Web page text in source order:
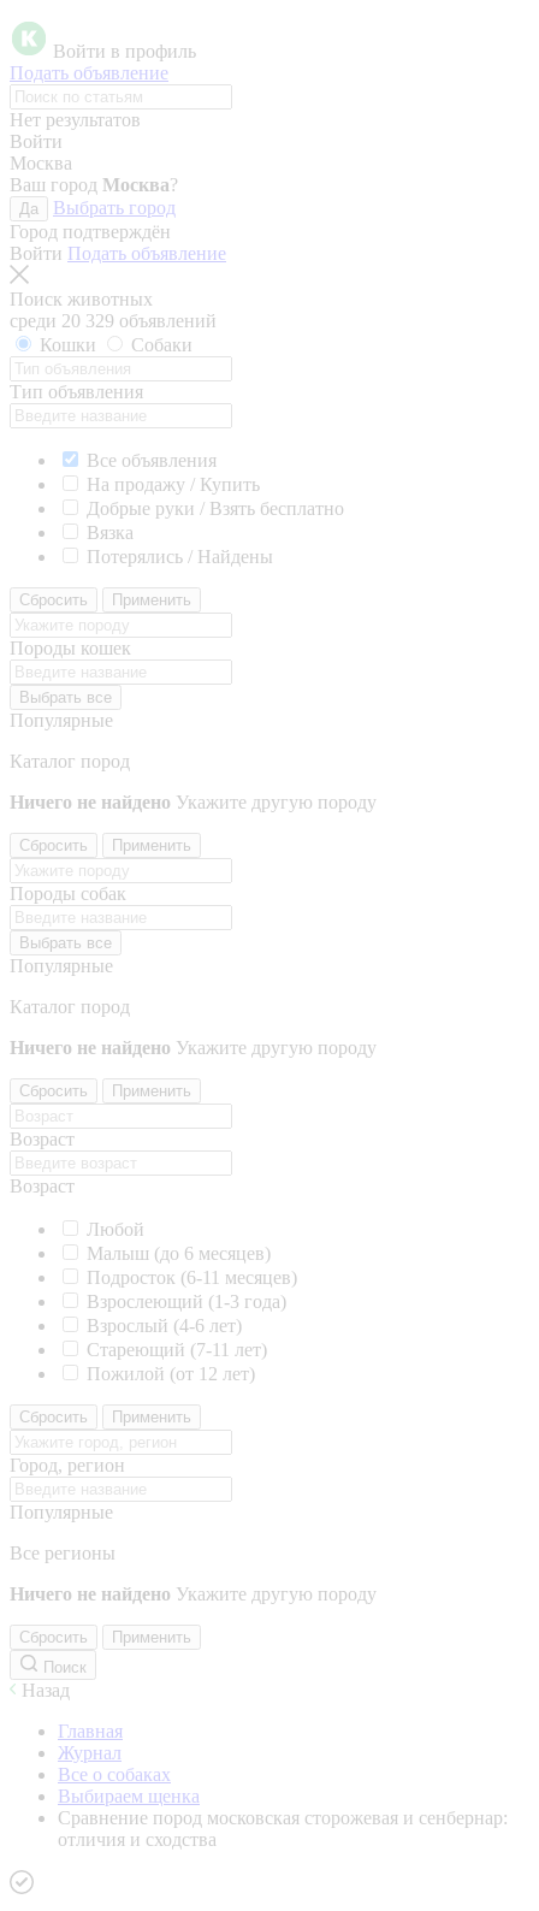
Войти в профиль
Подать объявление
Нет результатов
Войти
Москва
Ваш город Москва?
Да
Выбрать город
Город подтверждён
Войти Подать объявление
Поиск животных
среди 20 329 объявлений
Кошки
Собаки
Тип объявления
Все объявления
На продажу / Купить
Добрые руки / Взять бесплатно
Вязка
Потерялись / Найдены
Сбросить Применить
Породы кошек
Выбрать все
Популярные
Каталог пород
Ничего не найдено Укажите другую породу
Сбросить Применить
Породы собак
Выбрать все
Популярные
Каталог пород
Ничего не найдено Укажите другую породу
Сбросить Применить
Возраст
Возраст
Любой
Малыш (до 6 месяцев)
Подросток (6-11 месяцев)
Взрослеющий (1-3 года)
Взрослый (4-6 лет)
Стареющий (7-11 лет)
Пожилой (от 12 лет)
Сбросить Применить
Город, регион
Популярные
Все регионы
Ничего не найдено Укажите другую породу
Сбросить
Применить
Поиск
Назад
Главная
Журнал
Все о собаках
Выбираем щенка
Сравнение пород московская сторожевая и сенбернар:
отличия и сходства